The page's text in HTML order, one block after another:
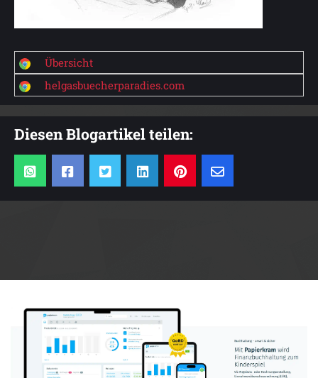
Übersicht
helgasbuecherparadies.com
Diesen Blogartikel teilen: